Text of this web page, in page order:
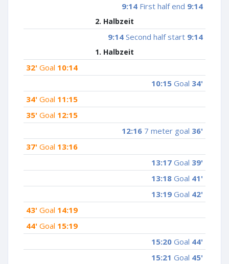
9:14 First half end 9:14
2. Halbzeit
9:14 Second half start 9:14
1. Halbzeit
32' Goal 10:14
10:15 Goal 34'
34' Goal 11:15
35' Goal 12:15
12:16 7 meter goal 36'
37' Goal 13:16
13:17 Goal 39'
13:18 Goal 41'
13:19 Goal 42'
43' Goal 14:19
44' Goal 15:19
15:20 Goal 44'
15:21 Goal 45'